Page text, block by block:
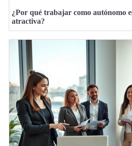
¿Por qué trabajar como autónomo
atractiva?